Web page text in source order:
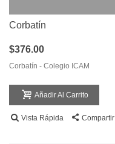
Corbatín
$376.00
Corbatín - Colegio ICAM
Añadir Al Carrito
Vista Rápida Compartir